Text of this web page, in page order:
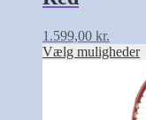
1.599,00 kr.
Vælg muligheder
vælges
på
varesiden